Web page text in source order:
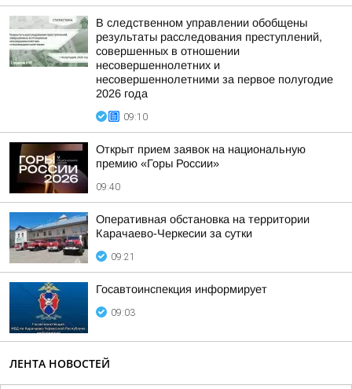
В следственном управлении обобщены
результаты расследования преступлений,
совершенных в отношении
несовершеннолетних и
несовершеннолетними за первое полугодие
2026 года
09:10
Открыт прием заявок на национальную
премию «Горы России»
09:40
Оперативная обстановка на территории
Карачаево-Черкесии за сутки
09:21
Госавтоинспекция информирует
09:03
ЛЕНТА НОВОСТЕЙ